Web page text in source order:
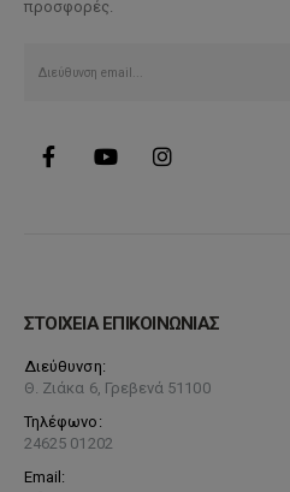
προσφορές.
ΣΤΟΙΧΕΙΑ ΕΠΙΚΟΙΝΩΝΙΑΣ
Διεύθυνση:
Θ. Ζιάκα 6, Γρεβενά 51100
Τηλέφωνο:
24625 01202
Email: